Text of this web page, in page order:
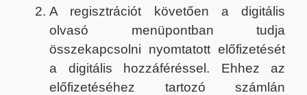
A regisztrációt követően a digitális
olvasó menüpontban tudja
összekapcsolni nyomtatott előfizetését
a digitális hozzáféréssel. Ehhez az
előfizetéséhez tartozó számlán